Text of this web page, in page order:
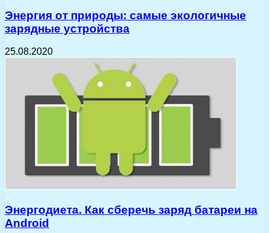
Энергия от природы: самые экологичные
зарядные устройства
25.08.2020
Энергодиета. Как сберечь заряд батареи на
Android